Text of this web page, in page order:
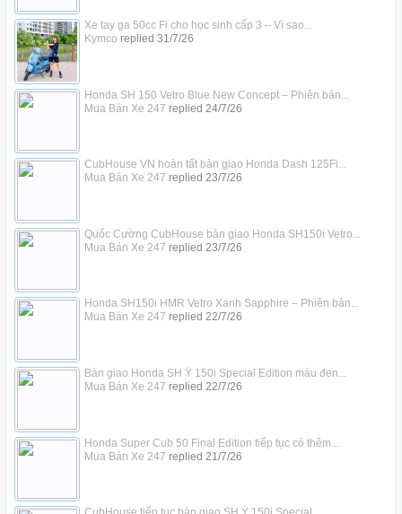
Xe tay ga 50cc Fi cho học sinh cấp 3 – Vì sao...
Kymco replied 31/7/26
Honda SH 150 Vetro Blue New Concept – Phiên bản...
Mua Bán Xe 247 replied 24/7/26
CubHouse VN hoàn tất bàn giao Honda Dash 125Fi...
Mua Bán Xe 247 replied 23/7/26
Quốc Cường CubHouse bàn giao Honda SH150i Vetro...
Mua Bán Xe 247 replied 23/7/26
Honda SH150i HMR Vetro Xanh Sapphire – Phiên bản...
Mua Bán Xe 247 replied 22/7/26
Bàn giao Honda SH Ý 150i Special Edition màu đen...
Mua Bán Xe 247 replied 22/7/26
Honda Super Cub 50 Final Edition tiếp tục có thêm...
Mua Bán Xe 247 replied 21/7/26